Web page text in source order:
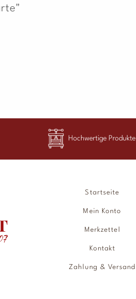
Hochwertige Produkte
Startseite
Mein Konto
Merkzettel
Kontakt
Zahlung & Versand